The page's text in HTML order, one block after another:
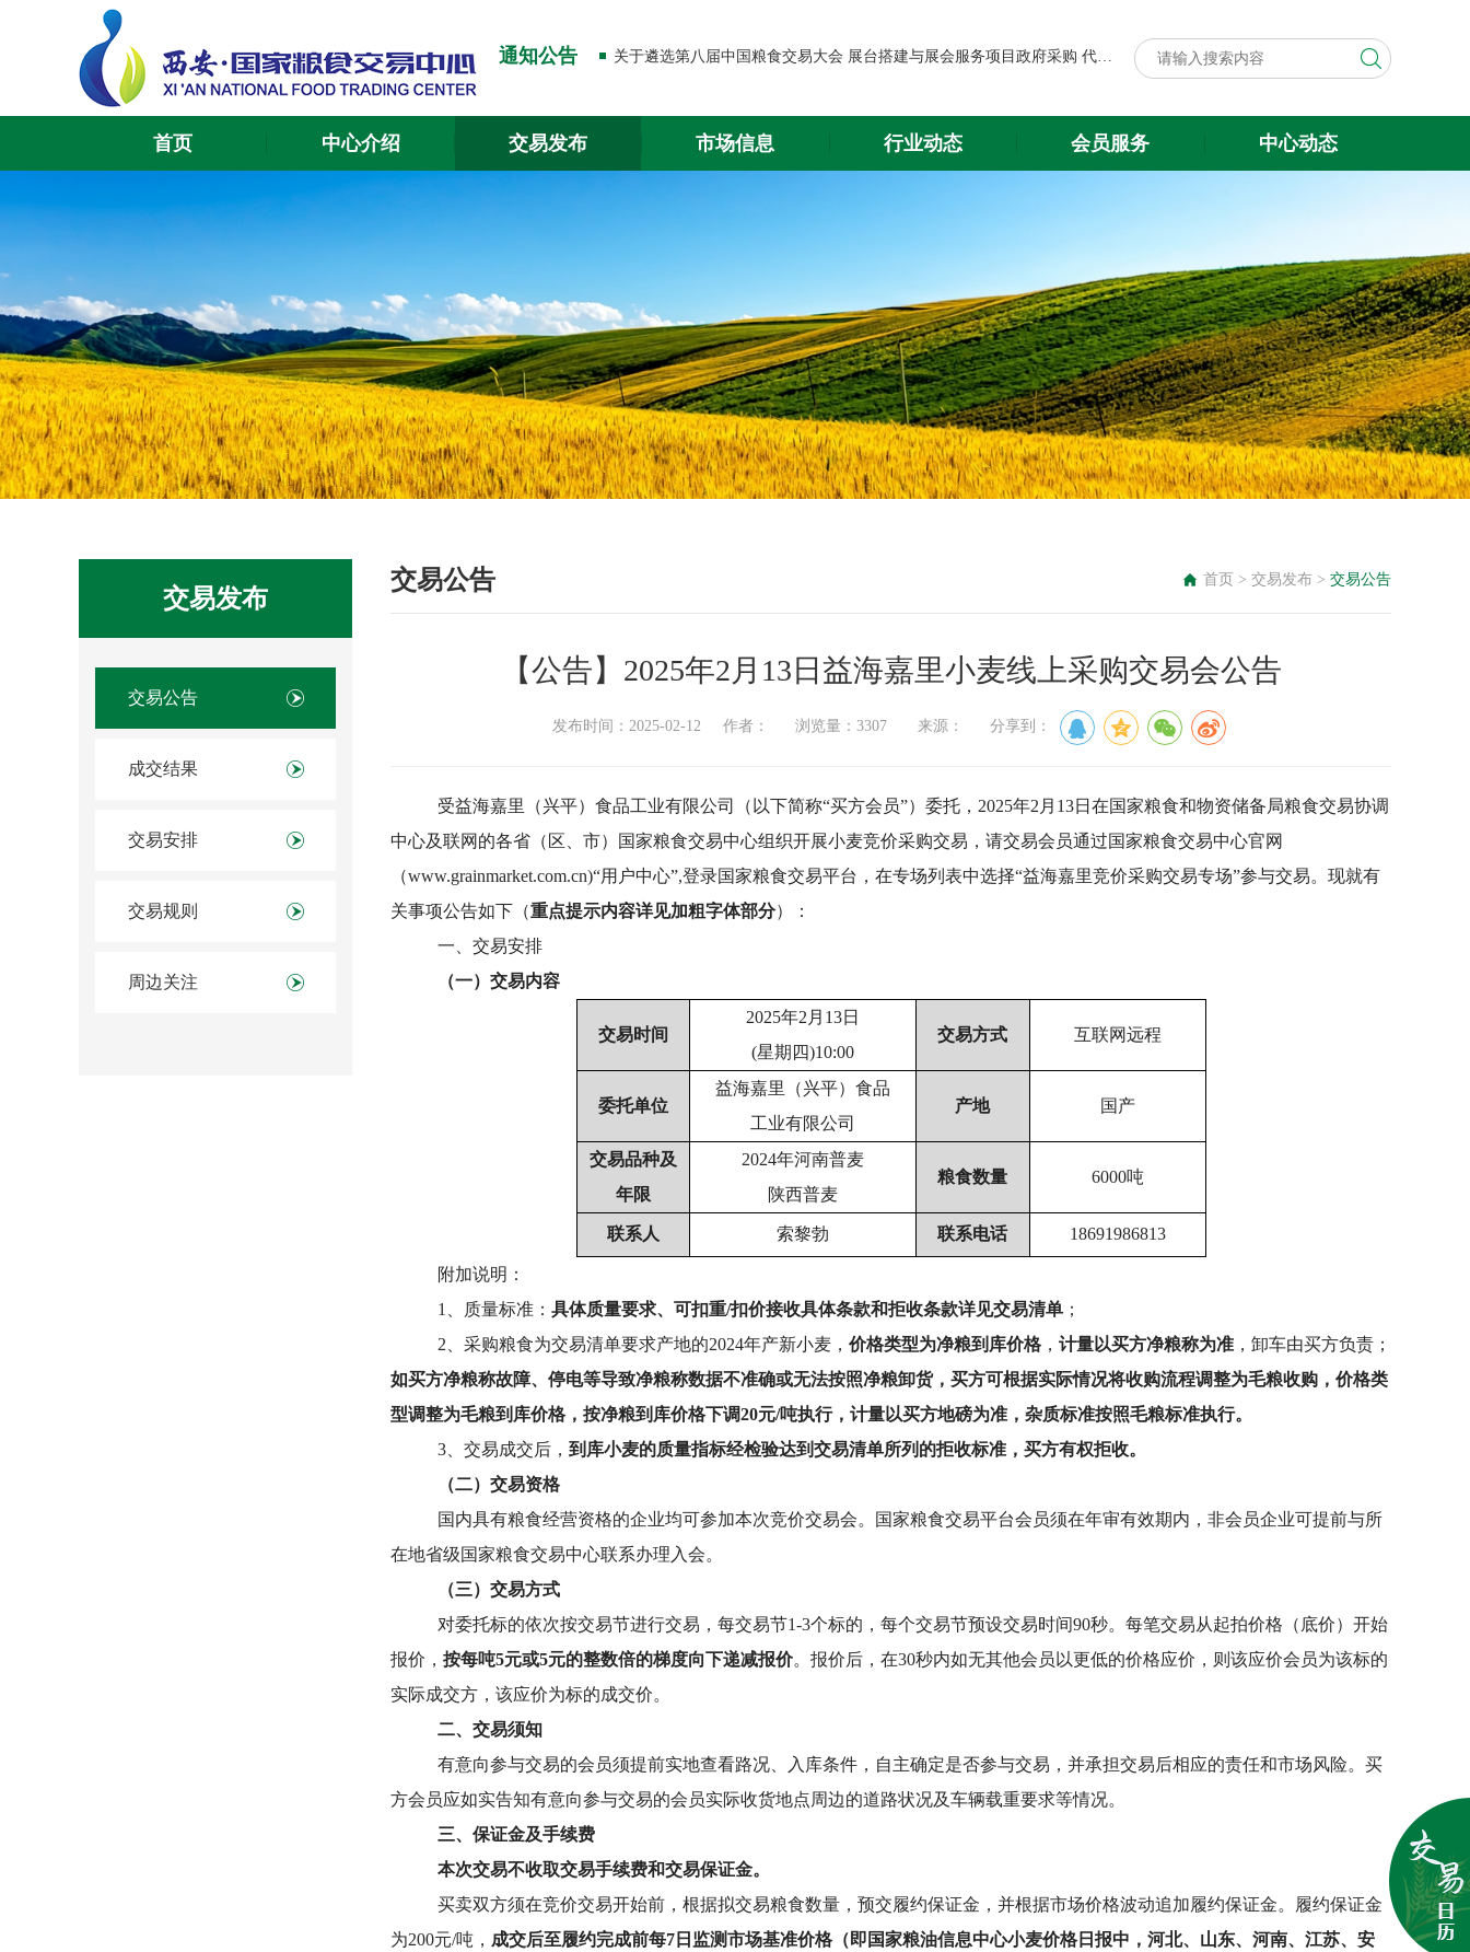
通知公告
关于遴选第八届中国粮食交易大会 展台搭建与展会服务项目政府采购 代理机构的公告
首页 中心介绍 交易发布 市场信息 行业动态 会员服务 中心动态
交易发布
交易公告
成交结果
交易安排
交易规则
周边关注
交易公告 首页 > 交易发布 > 交易公告
【公告】2025年2月13日益海嘉里小麦线上采购交易会公告
发布时间：2025-02-12 作者： 浏览量：3307 来源： 分享到：
受益海嘉里（兴平）食品工业有限公司（以下简称“买方会员”） 委托， 2025年2月13日 在国家粮食和物资储备局粮食交易协调
中心及联网的各省（区、市）国家粮食交易中心组织开展小麦竞价采购交易，请交易会员通过国家粮食交易中心官网
（www.grainmarket.com.cn)“用户中心”,登录国家粮食交易平台，在专场列表中选择“益海嘉里竞价采购交易专场”参与交易。现就有
关事项公告如下（重点提示内容详见加粗字体部分）：
一、 交易安排
（一）交易内容
交易时间
2025年2 月13日
(星期四)10:00
交易方式 互联网远程
委托单位
益海嘉里（兴平）食品
工业有限公司
产地 国产
交易品种及
年限
2024年河南普麦
陕西普麦
粮食数量 6000吨
联系人 索黎勃 联系电话 18691986813
附加说明：
1
、质量标准： 具体质量要求、可扣重/扣价接收具体条款和拒收条款详见交易清单 ；
2 、采购粮食为交易清单要求产地的2024年产新小麦， 价格类型为净粮到库价格 ， 计量以买方净粮称为准 ，卸车由买方负责；
如买方净粮称故障、停电等导致净粮称数据不准确或无法按照净粮卸货，买方可根据实际情况将收购流程调整为毛粮收购，价格类
型调整为毛粮到库价格，按净粮到库价格下调20元/吨执行，计量以买方地磅为准，杂质标准按照毛粮标准执行。
3 、交易成交后， 到库小麦的质量指标经检验达到交易清单所列的拒收标准，买方有权拒收。
（二）交易资格
国内具有粮食经营资格的企业均可参加本次竞价交易会。国家粮食交易平台会员须在年审有效期内，非会员企业可提前与所
在地省级国家粮食交易中心联系办理入会。
（三）交易方式
对委托标的依次按交易节进行交易，每交易节1-3个标的，每个交易节预设交易时间90秒。每笔交易从起拍价格（底价）开始
报价， 按每吨5元或5元的整数倍的梯度向下递减报价。 报价后，在30秒内如无其他会员以更低的价格应价，则该应价会员为该标的
实际成交方，该应价为标的成交价。
二、交易须知
有意向参与交易的会员须提前实地查看路况、入库条件，自主确定是否参与交易，并承担交易后相应的责任和市场风险。买
方会员应如实告知有意向参与交易的会员实际收货地点周边的道路状况及车辆载重要求等情况。
三、保证金及手续费
本次交易不收取交易手续费和交易保证金。
买卖双方须在竞价交易开始前，根据拟交易粮食数量，预交履约保证金，并根据市场价格波动追加履约保证金。履约保证金
为200元/吨， 成交后至履约完成前每7日监测市场基准价格（即国家粮油信息中心小麦价格日报中，河北、山东、河南、江苏、安